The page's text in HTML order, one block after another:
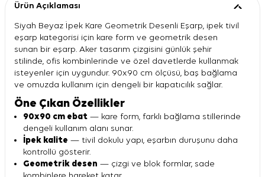
Ürün Açıklaması
Siyah Beyaz İpek Kare Geometrik Desenli Eşarp, ipek tivil
eşarp kategorisi için kare form ve geometrik desen
sunan bir eşarp. Aker tasarım çizgisini günlük şehir
stilinde, ofis kombinlerinde ve özel davetlerde kullanmak
isteyenler için uygundur. 90x90 cm ölçüsü, baş bağlama
ve omuzda kullanım için dengeli bir kapatıcılık sağlar.
Öne Çıkan Özellikler
90x90 cm ebat — kare form, farklı bağlama stillerinde
dengeli kullanım alanı sunar.
İpek kalite — tivil dokulu yapı, eşarbın duruşunu daha
kontrollü gösterir.
Geometrik desen — çizgi ve blok formlar, sade